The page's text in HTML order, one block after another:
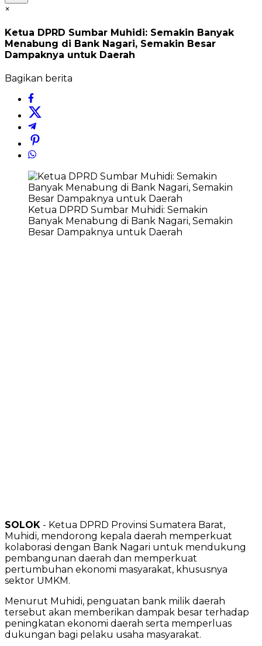
×
Ketua DPRD Sumbar Muhidi: Semakin Banyak
Menabung di Bank Nagari, Semakin Besar
Dampaknya untuk Daerah
Bagikan berita
Ketua DPRD Sumbar Muhidi: Semakin
Banyak Menabung di Bank Nagari, Semakin
Besar Dampaknya untuk Daerah
SOLOK - Ketua DPRD Provinsi Sumatera Barat,
Muhidi, mendorong kepala daerah memperkuat
kolaborasi dengan Bank Nagari untuk mendukung
pembangunan daerah dan memperkuat
pertumbuhan ekonomi masyarakat, khususnya
sektor UMKM.
Menurut Muhidi, penguatan bank milik daerah
tersebut akan memberikan dampak besar terhadap
peningkatan ekonomi daerah serta memperluas
dukungan bagi pelaku usaha masyarakat.